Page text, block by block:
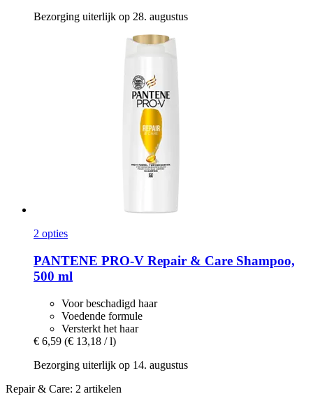
Bezorging uiterlijk op 28. augustus
2 opties
PANTENE PRO-V Repair & Care Shampoo,
500 ml
Voor beschadigd haar
Voedende formule
Versterkt het haar
€ 6,59 (€ 13,18 / l)
Bezorging uiterlijk op 14. augustus
Repair & Care: 2 artikelen